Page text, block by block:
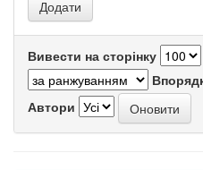
Вивести на сторінку
Автори